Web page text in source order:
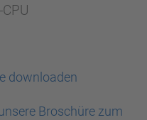
downloaden
Broschüre zum